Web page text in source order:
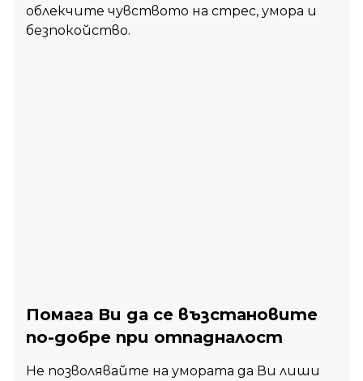
облекчите чувството на стрес, умора и
безпокойство.
Помага Ви да се възстановите
по-добре при отпадналост
Не позволявайте на умората да Ви лиши